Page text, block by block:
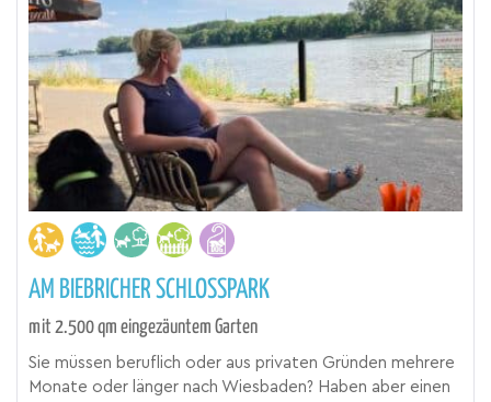
AM BIEBRICHER SCHLOSSPARK
mit 2.500 qm eingezäuntem Garten
Sie müssen beruflich oder aus privaten Gründen mehrere
Monate oder länger nach Wiesbaden? Haben aber einen